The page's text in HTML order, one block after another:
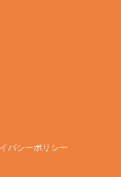
バシーポリシー